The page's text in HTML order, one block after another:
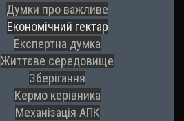
Думки про важливе
Економічний гектар
Експертна думка
Життєве середовище
Зберігання
Кермо керівника
Механізація АПК